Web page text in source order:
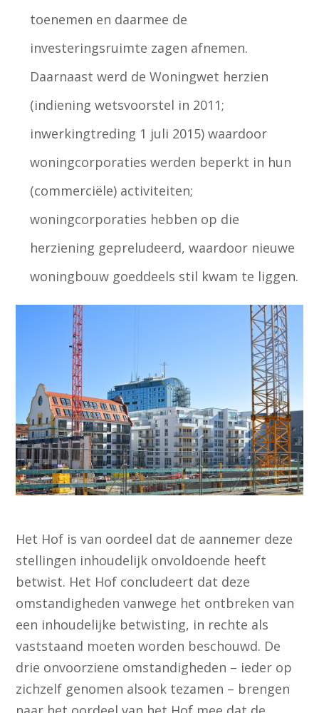
toenemen en daarmee de
investeringsruimte zagen afnemen.
Daarnaast werd de Woningwet herzien
(indiening wetsvoorstel in 2011;
inwerkingtreding 1 juli 2015) waardoor
woningcorporaties werden beperkt in hun
(commerciële) activiteiten;
woningcorporaties hebben op die
herziening gepreludeerd, waardoor nieuwe
woningbouw goeddeels stil kwam te liggen.
Het Hof is van oordeel dat de aannemer deze
stellingen inhoudelijk onvoldoende heeft
betwist. Het Hof concludeert dat deze
omstandigheden vanwege het ontbreken van
een inhoudelijke betwisting, in rechte als
vaststaand moeten worden beschouwd. De
drie onvoorziene omstandigheden – ieder op
zichzelf genomen alsook tezamen – brengen